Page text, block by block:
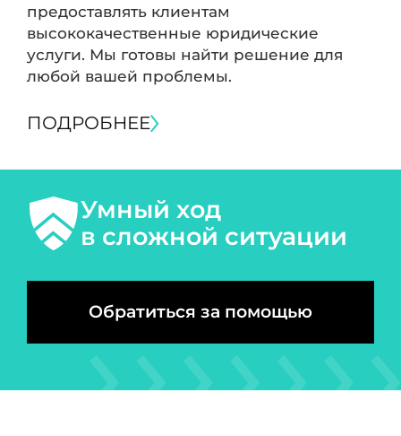
предоставлять клиентам
высококачественные юридические
услуги. Мы готовы найти решение для
любой вашей проблемы.
ПОДРОБНЕЕ
Умный ход
в сложной ситуации
Обратиться за помощью